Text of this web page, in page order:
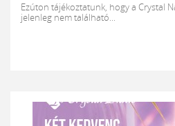
Ezúton tájékoztatunk, hogy a Crystal
jelenleg nem található...